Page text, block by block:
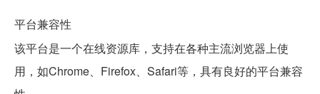
平台兼容性
该平台是一个在线资源库，支持在各种主流浏览器上使
用，如Chrome、Firefox、Safari等，具有良好的平台兼容